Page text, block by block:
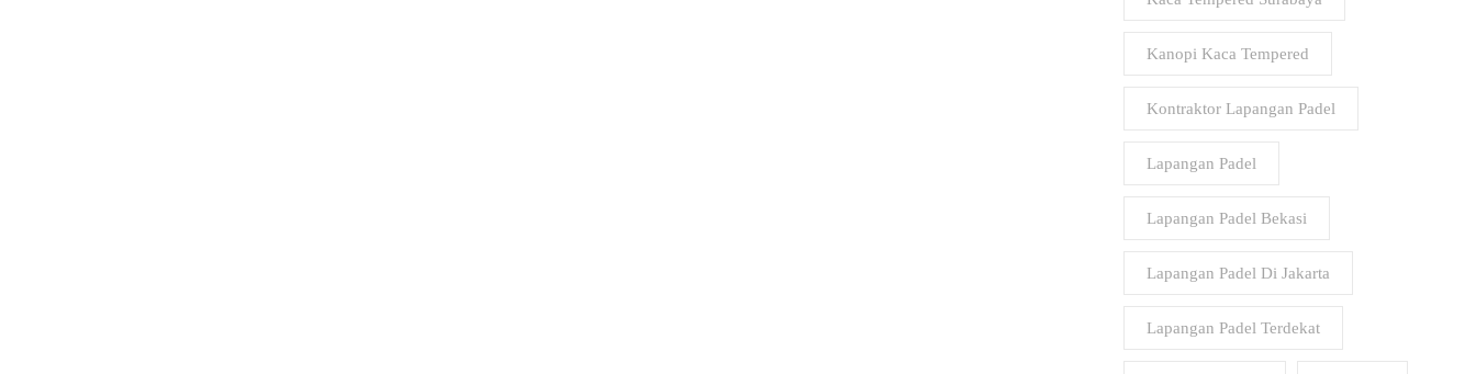
Kanopi Kaca Tempered
Kontraktor Lapangan Padel
Lapangan Padel
Lapangan Padel Bekasi
Lapangan Padel Di Jakarta
Lapangan Padel Terdekat